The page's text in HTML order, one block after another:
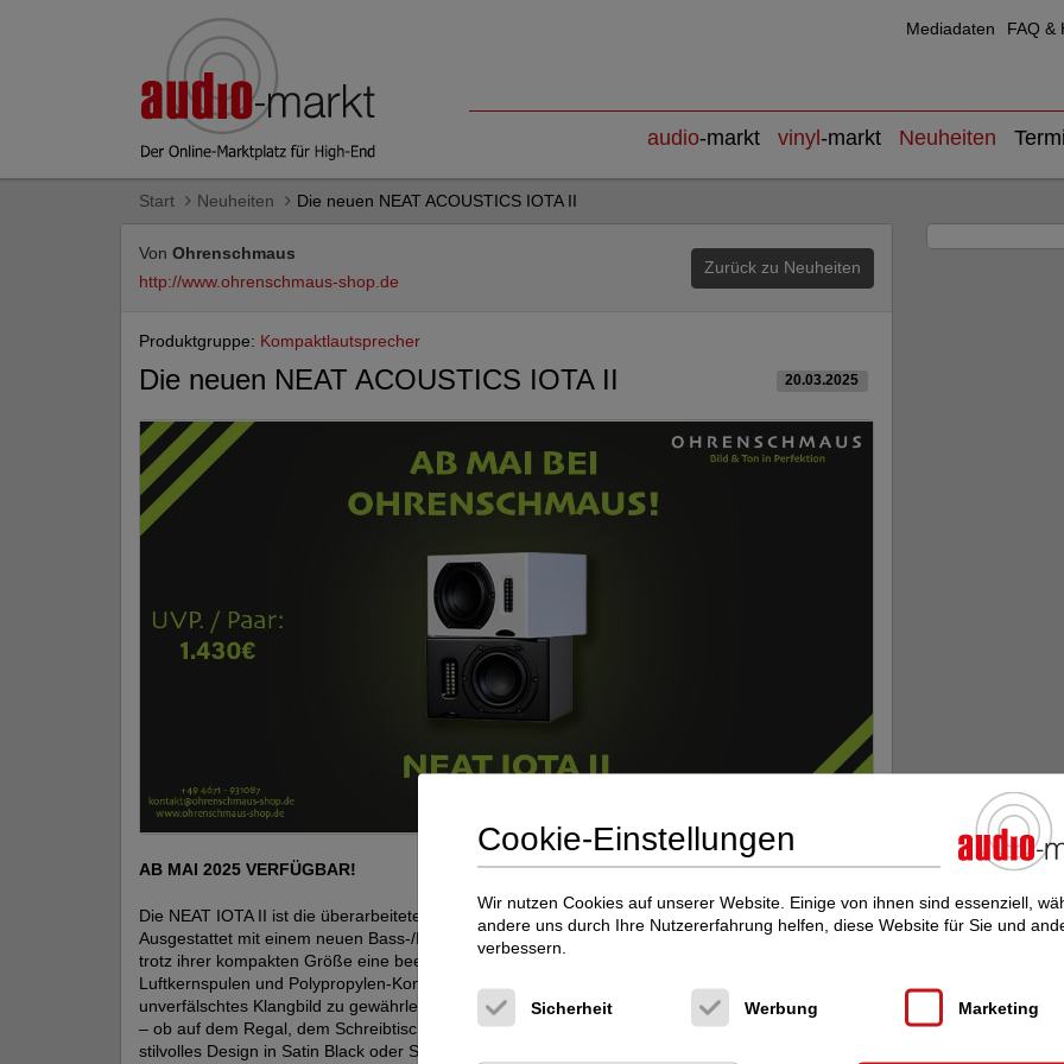
Mediadaten FAQ &
audio-markt vinyl -markt Neuheiten
Start Neuheiten Die neuen NEAT ACOUSTICS IOTA II
Von Ohrenschmaus
http://www.ohrenschmaus-shop.de
Zurück zu Neuheiten
Produktgruppe: Kompaktlautsprecher
Die neuen NEAT ACOUSTICS IOTA II 20.03.2025
AB MAI 2025 VERFÜGBAR!
Die NEAT IOTA II ist die überarbeitete Version des ursprünglichen Iota-Modells von 2011.
Ausgestattet mit einem neuen Bass-/Mitteltöner und einer optimierten Frequenzweiche, liefert sie
trotz ihrer kompakten Größe eine beeindruckende Klangfülle und Tiefe. Hochwertige Bauteile wie
Luftkernspulen und Polypropylen-Kondensatoren werden sorgfältig per Hand verdrahtet, um ein
unverfälschtes Klangbild zu gewährleisten. Die IOTA II eignet sich ideal für flexible Platzierungen
– ob auf dem Regal, dem Schreibtisch oder Lautsprecherständern – und überzeugt durch
stilvolles Design in Satin Black oder Satin White.
Cookie-Einstellungen
Wir nutzen Cookies auf unserer Website. Einige von ihnen sind essenziell,
andere uns durch Ihre Nutzererfahrung helfen, diese Website für Sie und
verbessern.
Sicherheit Werbung Marketing